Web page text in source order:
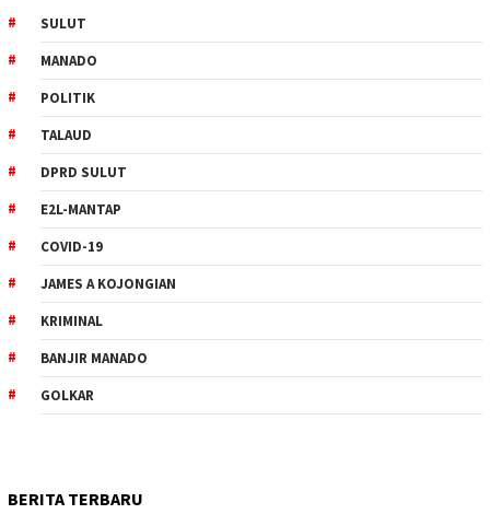
SULUT
MANADO
POLITIK
TALAUD
DPRD SULUT
E2L-MANTAP
COVID-19
JAMES A KOJONGIAN
KRIMINAL
BANJIR MANADO
GOLKAR
BERITA TERBARU